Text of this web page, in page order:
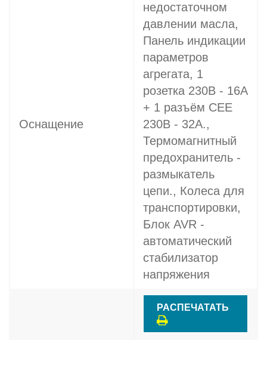
Оснащение
недостаточном
давлении масла,
Панель индикации
параметров
агрегата, 1
розетка 230В - 16A
+ 1 разъём СЕЕ
230В - 32A.,
Термомагнитный
предохранитель -
размыкатель
цепи., Колеса для
транспортировки,
Блок AVR -
автоматический
стабилизатор
напряжения
РАСПЕЧАТАТЬ